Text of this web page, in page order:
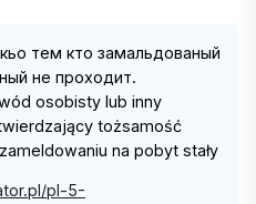
тем кто замальдованый
не проходит.
osobisty lub inny
tożsamość
na pobyt stały
pl-5-